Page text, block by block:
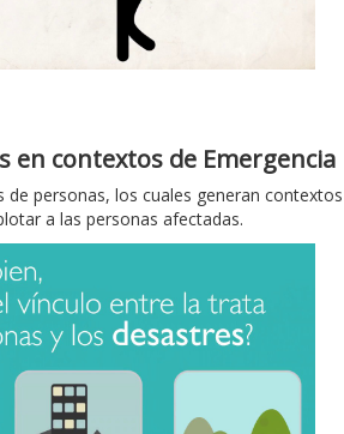
en contextos de
personas, los cuales generan
a las personas afectadas.